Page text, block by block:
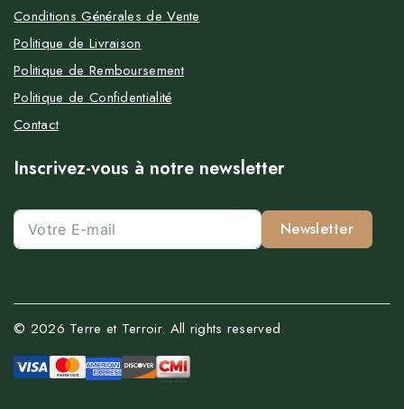
Conditions Générales de Vente
Politique de Livraison
Politique de Remboursement
Politique de Confidentialité
Contact
Inscrivez-vous à notre newsletter
Newsletter
© 2026 Terre et Terroir. All rights reserved.